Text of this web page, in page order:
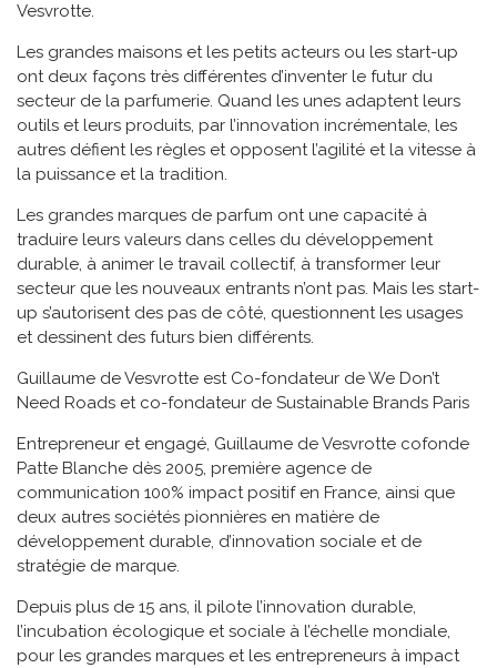
Vesvrotte.
Les grandes maisons et les petits acteurs ou les start-up
ont deux façons très différentes d’inventer le futur du
secteur de la parfumerie. Quand les unes adaptent leurs
outils et leurs produits, par l’innovation incrémentale, les
autres défient les règles et opposent l’agilité et la vitesse à
la puissance et la tradition.
Les grandes marques de parfum ont une capacité à
traduire leurs valeurs dans celles du développement
durable, à animer le travail collectif, à transformer leur
secteur que les nouveaux entrants n’ont pas. Mais les start-
up s’autorisent des pas de côté, questionnent les usages
et dessinent des futurs bien différents.
Guillaume de Vesvrotte est Co-fondateur de We Don’t
Need Roads et co-fondateur de Sustainable Brands Paris
Entrepreneur et engagé, Guillaume de Vesvrotte cofonde
Patte Blanche dès 2005, première agence de
communication 100% impact positif en France, ainsi que
deux autres sociétés pionnières en matière de
développement durable, d’innovation sociale et de
stratégie de marque.
Depuis plus de 15 ans, il pilote l’innovation durable,
l’incubation écologique et sociale à l’échelle mondiale,
pour les grandes marques et les entrepreneurs à impact